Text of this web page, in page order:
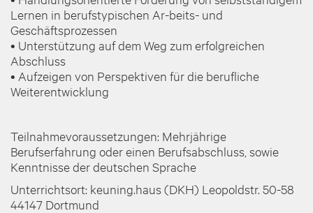
Lernen in berufstypischen Ar-beits- und
Geschäftsprozessen
• Unterstützung auf dem Weg zum erfolgreichen
Abschluss
• Aufzeigen von Perspektiven für die berufliche
Weiterentwicklung
Teilnahmevoraussetzungen: Mehrjährige
Berufserfahrung oder einen Berufsabschluss, sowie
Kenntnisse der deutschen Sprache
Unterrichtsort: keuning.haus (DKH) Leopoldstr. 50-58
44147 Dortmund